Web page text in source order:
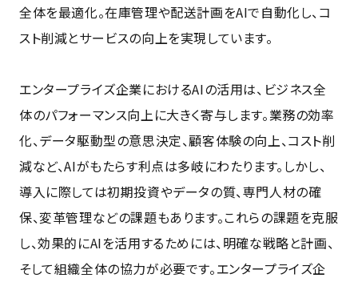
全体を最適化。在庫管理や配送計画をAIで自動化し、コ
スト削減とサービスの向上を実現しています。
エンタープライズ企業におけるAIの活用は、ビジネス全
体のパフォーマンス向上に大きく寄与します。業務の効率
化、データ駆動型の意思決定、顧客体験の向上、コスト削
減など、AIがもたらす利点は多岐にわたります。しかし、
導入に際しては初期投資やデータの質、専門人材の確
保、変革管理などの課題もあります。これらの課題を克服
し、効果的にAIを活用するためには、明確な戦略と計画、
そして組織全体の協力が必要です。エンタープライズ企